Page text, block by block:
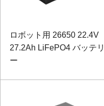
ロボット用 26650 22.4V
27.2Ah LiFePO4 バッテリ
ー